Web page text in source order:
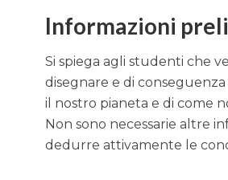
Informazioni
Si spiega agli studenti che
disegnare e di
il nostro pianeta e di come
Non sono necessarie altre
dedurre attivamente le